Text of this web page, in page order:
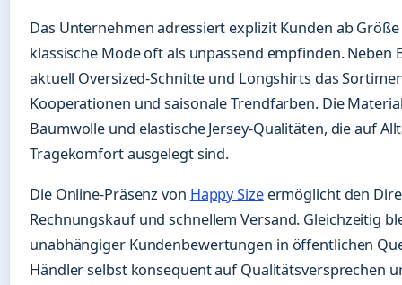
Das Unternehmen adressiert explizit Kunden ab
klassische Mode oft als unpassend empfinden. Neben
aktuell Oversized-Schnitte und Longshirts das
Kooperationen und saisonale Trendfarben. Die
Baumwolle und elastische Jersey-Qualitäten, die auf
Tragekomfort ausgelegt sind.
Die Online-Präsenz von Happy Sizeermöglicht den
Rechnungskauf und schnellem Versand. Gleichzeitig
unabhängiger Kundenbewertungen in öffentlichen
Händler selbst konsequent auf Qualitätsversprechen